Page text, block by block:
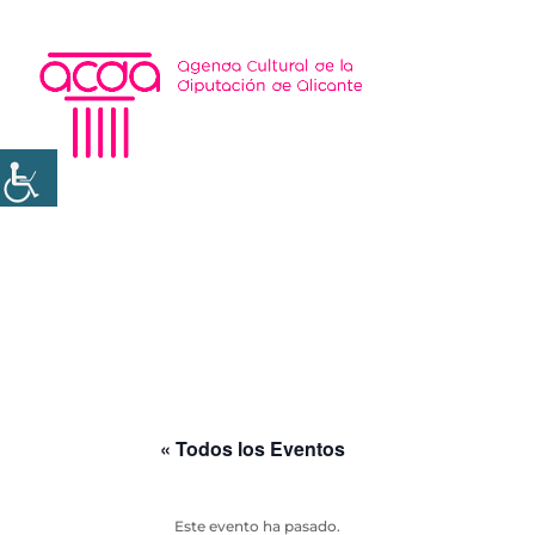
« Todos los Eventos
Este evento ha pasado.